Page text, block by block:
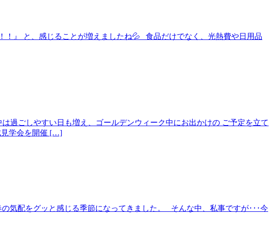
！』 と、感じることが増えましたね💦 食品だけでなく、光熱費や日用品
過ごしやすい日も増え、ゴールデンウィーク中にお出かけの ご予定を立て
見学会を開催 […]
気配をグッと感じる季節になってきました。 そんな中、私事ですが･･･今